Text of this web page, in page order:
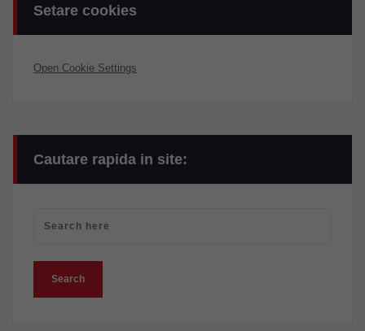
Setare cookies
Open Cookie Settings
Cautare rapida in site: